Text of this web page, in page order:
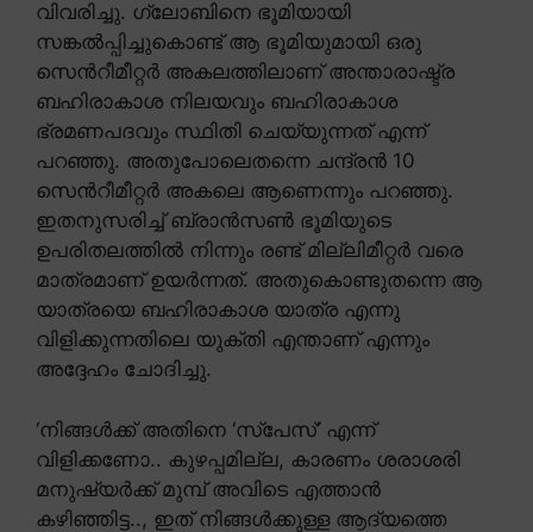
വിവരിച്ചു. ഗ്ലോബിനെ ഭൂമിയായി
സങ്കൽപ്പിച്ചുകൊണ്ട് ആ ഭൂമിയുമായി ഒരു
സെൻറീമീറ്റർ അകലത്തിലാണ് അന്താരാഷ്ട്ര
ബഹിരാകാശ നിലയവും ബഹിരാകാശ
ഭ്രമണപദവും സ്ഥിതി ചെയ്യുന്നത് എന്ന്
പറഞ്ഞു. അതുപോലെതന്നെ ചന്ദ്രൻ 10
സെൻറീമീറ്റർ അകലെ ആണെന്നും പറഞ്ഞു.
ഇതനുസരിച്ച് ബ്രാൻസൺ ഭൂമിയുടെ
ഉപരിതലത്തിൽ നിന്നും രണ്ട് മില്ലിമീറ്റർ വരെ
മാത്രമാണ് ഉയർന്നത്. അതുകൊണ്ടുതന്നെ ആ
യാത്രയെ ബഹിരാകാശ യാത്ര എന്നു
വിളിക്കുന്നതിലെ യുക്തി എന്താണ് എന്നും
അദ്ദേഹം ചോദിച്ചു.
‘നിങ്ങൾക്ക് അതിനെ ‘സ്പേസ്’ എന്ന്
വിളിക്കണോ.. കുഴപ്പമില്ല, കാരണം ശരാശരി
മനുഷ്യർക്ക് മുമ്പ് അവിടെ എത്താൻ
കഴിഞ്ഞിട്ട.., ഇത് നിങ്ങൾക്കുള്ള ആദ്യത്തെ